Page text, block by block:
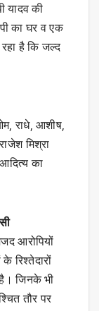
यादव की
का घर व एक
है कि जल्द
राधे, आशीष,
मिश्रा
का
आरोपियों
रिश्तेदारों
है। जिनके भी
तौर पर